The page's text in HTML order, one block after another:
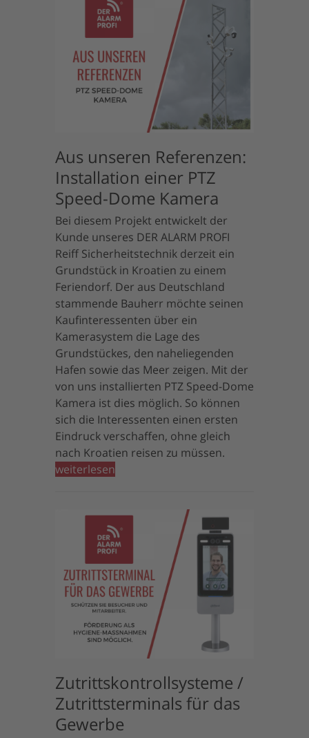
Aus unseren Referenzen:
Installation einer PTZ
Speed-Dome Kamera
Bei diesem Projekt entwickelt der
Kunde unseres DER ALARM PROFI
Reiff Sicherheitstechnik derzeit ein
Grundstück in Kroatien zu einem
Feriendorf. Der aus Deutschland
stammende Bauherr möchte seinen
Kaufinteressenten über ein
Kamerasystem die Lage des
Grundstückes, den naheliegenden
Hafen sowie das Meer zeigen. Mit der
von uns installierten PTZ Speed-Dome
Kamera ist dies möglich. So können
sich die Interessenten einen ersten
Eindruck verschaffen, ohne gleich
nach Kroatien reisen zu müssen.
weiterlesen
Zutrittskontrollsysteme /
Zutrittsterminals für das
Gewerbe